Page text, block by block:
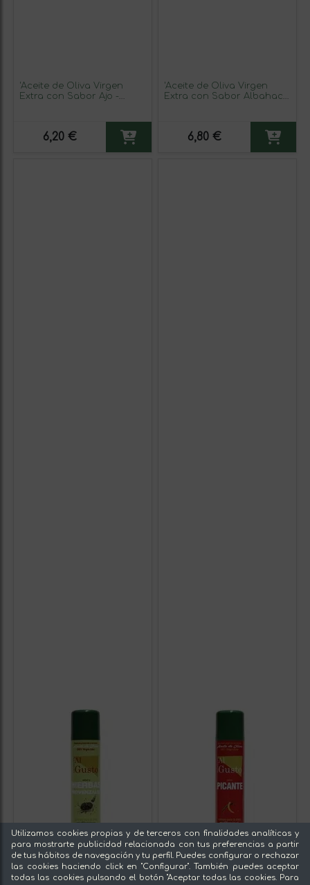
'Aceite de Oliva Virgen
Extra con Sabor Ajo -
6,20 €
'Aceite de Oliva Virgen
Extra con Sabor Albahaca
6,80 €
Utilizamos cookies propias y de terceros con finalidades analíticas y
para mostrarte publicidad relacionada con tus preferencias a partir
de tus hábitos de navegación y tu perfil. Puedes configurar o rechazar
las cookies haciendo click en "Configurar". También puedes aceptar
todas las cookies pulsando el botón "Aceptar todas las cookies. Para